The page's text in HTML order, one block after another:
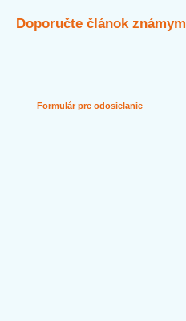
Doporučte článok známym
Formulár pre odosielanie